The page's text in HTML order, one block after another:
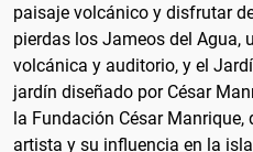
paisaje volcánico y disfrutar
pierdas los Jameos del Agua,
volcánica y auditorio, y el
jardín diseñado por César
la Fundación César
artista y su influencia en la